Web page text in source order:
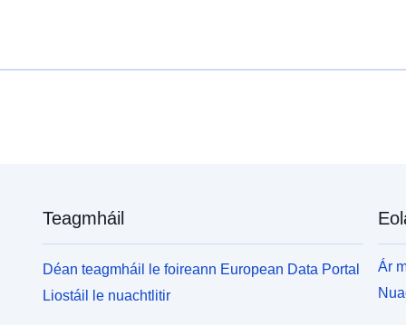
Teagmháil
Déan teagmháil le foireann European Data Portal
Liostáil le nuachtlitir
Ár